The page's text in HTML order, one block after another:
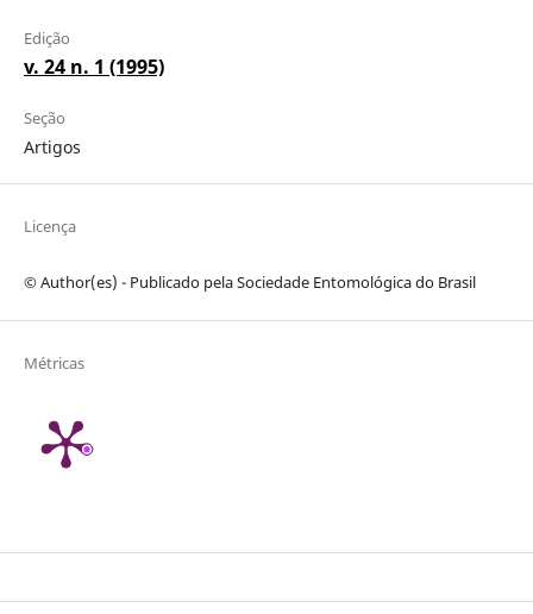
Edição
v. 24 n. 1 (1995)
Seção
Artigos
Licença
© Author(es) - Publicado pela Sociedade Entomológica do Brasil
Métricas